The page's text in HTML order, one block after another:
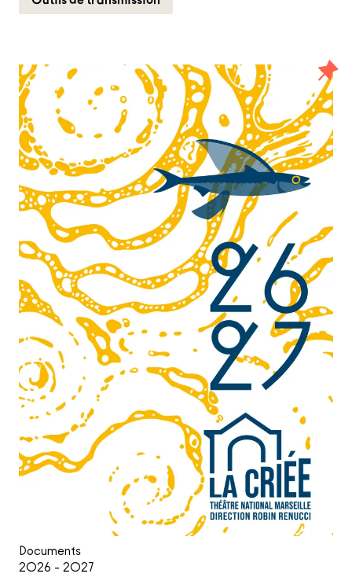
Documents
2026 - 2027